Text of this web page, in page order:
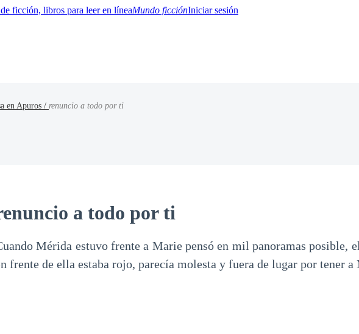
Mundo ficciónIniciar sesión
en Apuros / renuncio a todo por ti
a todo por ti
Mérida estuvo frente a Marie pensó en mil panoramas posible,
frente de ella estaba rojo, parecía molesta y fuera de lugar por tener